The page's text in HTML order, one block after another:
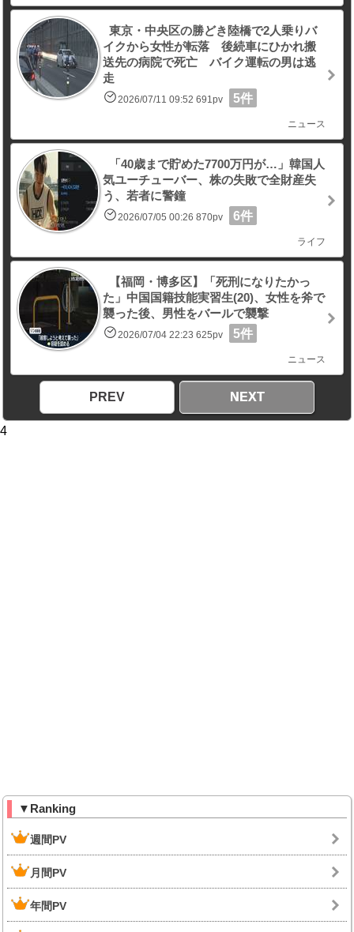
東京・中央区の勝どき陸橋で2人乗りバ
イクから女性が転落 後続車にひかれ搬
送先の病院で死亡 バイク運転の男は逃
走
2026/07/11 09:52 691pv 5件
ニュース
「40歳まで貯めた7700万円が…」韓国人
気ユーチューバー、株の失敗で全財産失
う、若者に警鐘
2026/07/05 00:26 870pv 6件
ライフ
【福岡・博多区】「死刑になりたかっ
た」中国国籍技能実習生(20)、女性を斧で
襲った後、男性をバールで襲撃
2026/07/04 22:23 625pv 5件
ニュース
PREV NEXT
4
▼Ranking
週間PV
月間PV
年間PV